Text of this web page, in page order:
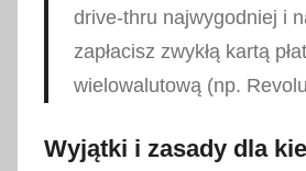
drive-thru najwygodniej i
zapłacisz zwykłą kartą
wielowalutową (np.
Wyjątki i zasady dla